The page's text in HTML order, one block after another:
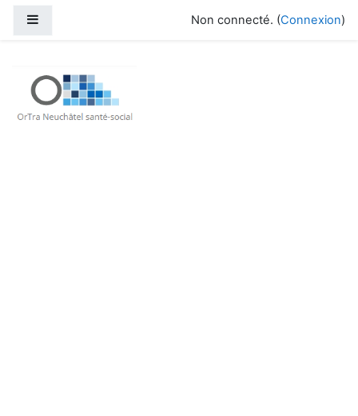
Non connecté. (Connexion)